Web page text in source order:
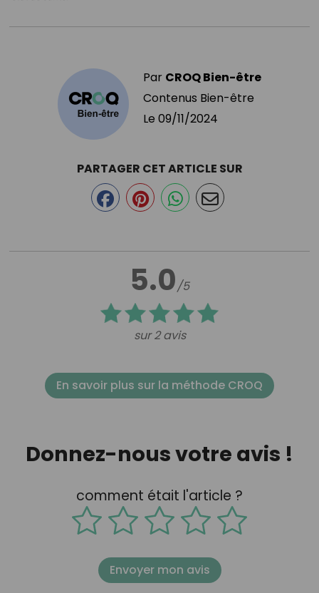
Par CROQ Bien-être
Contenus Bien-être
Le 09/11/2024
5.0/5
sur 2 avis
PARTAGER CET ARTICLE SUR
En savoir plus sur la méthode CROQ
Donnez-nous votre avis !
comment était l'article ?
Envoyer mon avis